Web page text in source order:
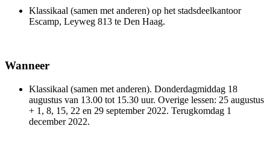
Klassikaal (samen met anderen) op het stadsdeelkantoor
Escamp, Leyweg 813 te Den Haag.
Wanneer
Klassikaal (samen met anderen). Donderdagmiddag 18
augustus van 13.00 tot 15.30 uur. Overige lessen: 25 augustus
+ 1, 8, 15, 22 en 29 september 2022. Terugkomdag 1
december 2022.